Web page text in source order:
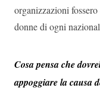
organizzazioni
donne di ogni
Cosa pensa che
appoggiare la causa